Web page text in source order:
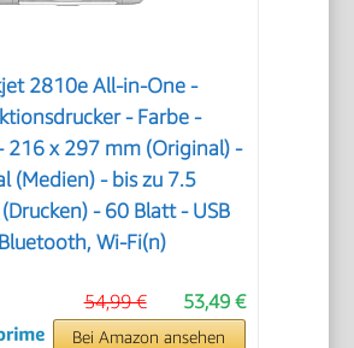
2810e All-in-One -
- Farbe -
216 x 297 mm (Original) -
(Medien) - bis zu 7.5
- 60 Blatt - USB
Wi-Fi(n)
53,49 €
54,99 €
Bei Amazon ansehen